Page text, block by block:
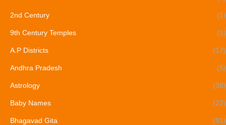
2nd Century (1)
9th Century Temples (1)
A.P Districts (17)
Andhra Pradesh (5)
Astrology (38)
Baby Names (22)
Bhagavad Gita (91)